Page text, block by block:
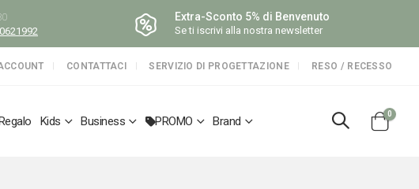
Extra-Sconto 5% di Benvenuto
Se ti iscrivi alla nostra newsletter
CONTATTACI SERVIZIO DI PROGETTAZIONE RESO / RECESSO
Kids Business PROMO Brand
Cart
0